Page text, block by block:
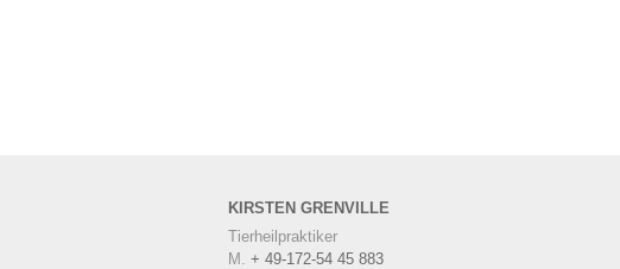
KIRSTEN GRENVILLE
Tierheilpraktiker
M. + 49-172-54 45 883